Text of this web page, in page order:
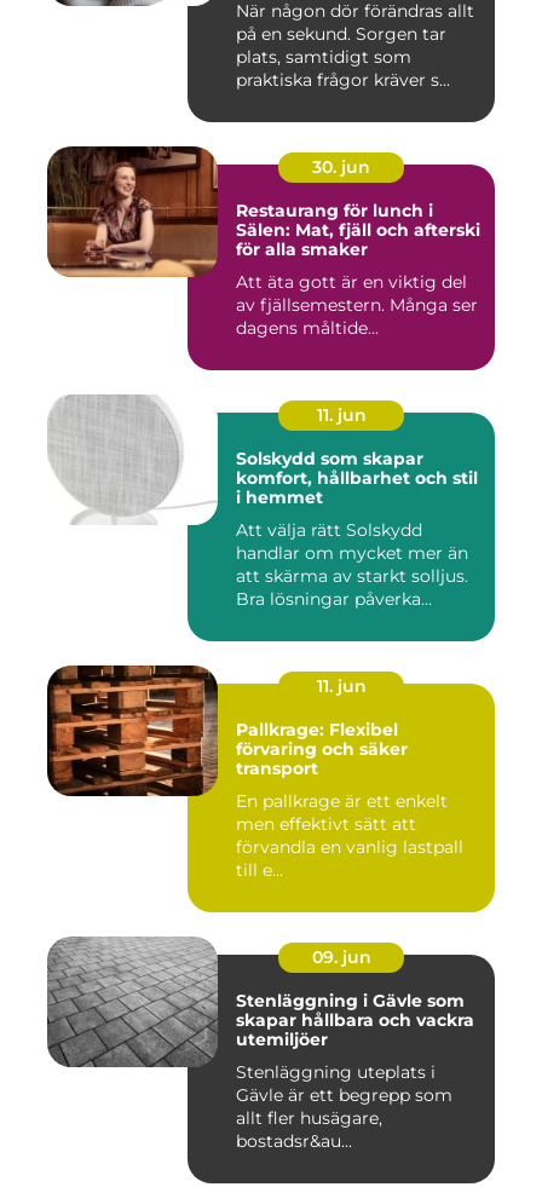
När någon dör förändras allt
på en sekund. Sorgen tar
plats, samtidigt som
praktiska frågor kräver s...
30. jun
Restaurang för lunch i
Sälen: Mat, fjäll och afterski
för alla smaker
Att äta gott är en viktig del
av fjällsemestern. Många ser
dagens måltide...
11. jun
Solskydd som skapar
komfort, hållbarhet och stil
i hemmet
Att välja rätt Solskydd
handlar om mycket mer än
att skärma av starkt solljus.
Bra lösningar påverka...
11. jun
Pallkrage: Flexibel
förvaring och säker
transport
En pallkrage är ett enkelt
men effektivt sätt att
förvandla en vanlig lastpall
till e...
09. jun
Stenläggning i Gävle som
skapar hållbara och vackra
utemiljöer
Stenläggning uteplats i
Gävle är ett begrepp som
allt fler husägare,
bostadsr&au...